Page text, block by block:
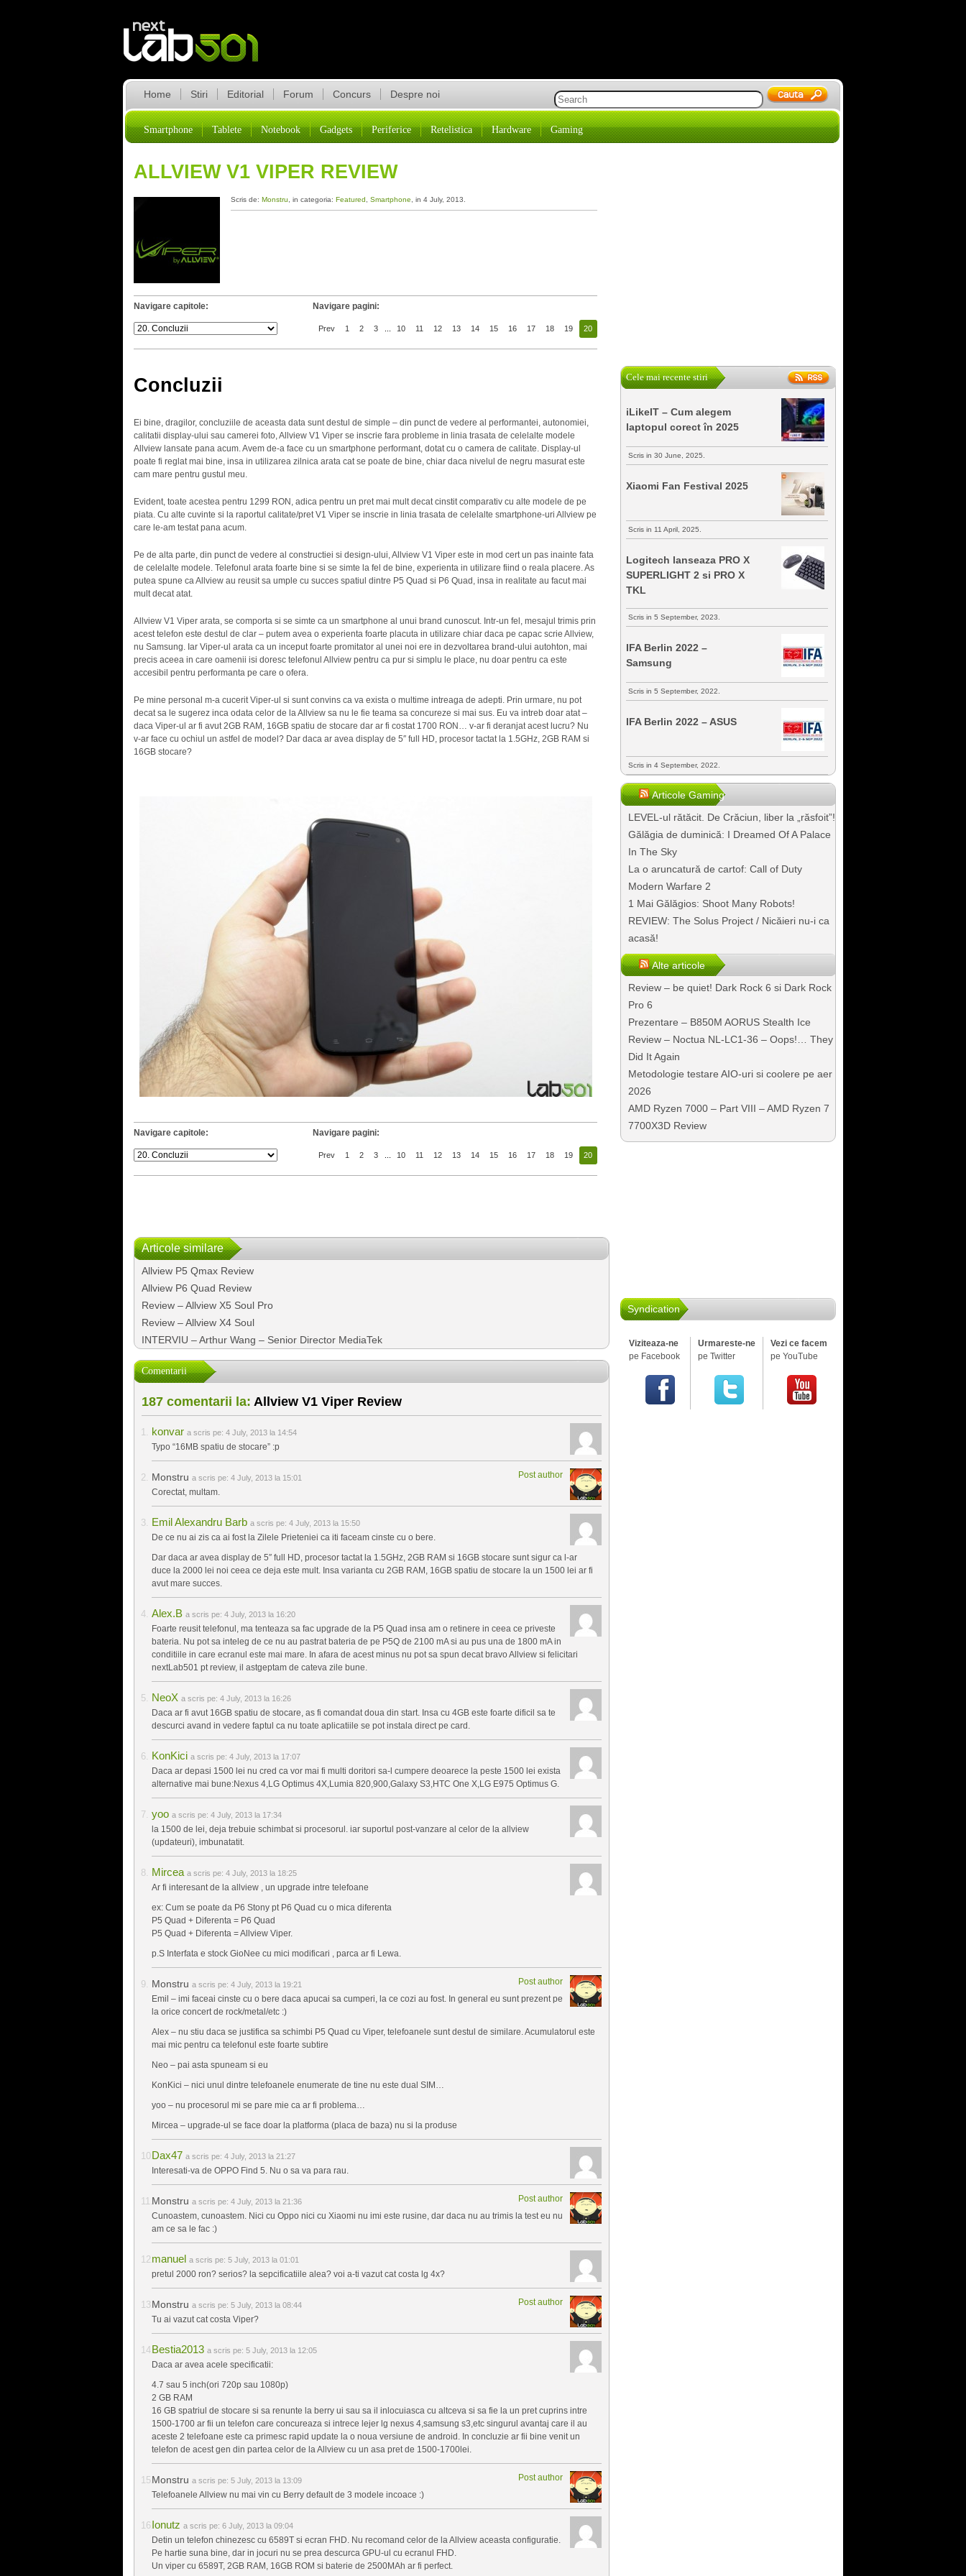
Home Stiri Editorial Forum Concurs Despre noi
Smartphone Tablete Notebook Gadgets Periferice Retelistica Hardware Gaming
ALLVIEW V1 VIPER REVIEW
Scris de: Monstru , in categoria: Featured Smartphone , in 4 July, 2013.
Navigare capitole: Navigare pagini:
Prev 1 2 3 10 11 12 13 14 15 16 17 18 19 20
Concluzii
Ei bine, dragilor, concluziile de aceasta data sunt destul de simple – din punct de vedere al performantei, autonomiei,
calitatii display-ului sau camerei foto, Allview V1 Viper se inscrie fara probleme in linia trasata de celelalte modele
Allview lansate pana acum. Avem de-a face cu un smartphone performant, dotat cu o camera de calitate. Display-ul
poate fi reglat mai bine, insa in utilizarea zilnica arata cat se poate de bine, chiar daca nivelul de negru masurat este
cam mare pentru gustul meu.
Evident, toate acestea pentru 1299 RON, adica pentru un pret mai mult decat cinstit comparativ cu alte modele de pe
piata. Cu alte cuvinte si la raportul calitate/pret V1 Viper se inscrie in linia trasata de celelalte smartphone-uri Allview pe
care le-am testat pana acum.
Pe de alta parte, din punct de vedere al constructiei si design-ului, Allview V1 Viper este in mod cert un pas inainte fata
de celelalte modele. Telefonul arata foarte bine si se simte la fel de bine, experienta in utilizare fiind o reala placere. As
putea spune ca Allview au reusit sa umple cu succes spatiul dintre P5 Quad si P6 Quad, insa in realitate au facut mai
mult decat atat.
Allview V1 Viper arata, se comporta si se simte ca un smartphone al unui brand cunoscut. Intr-un fel, mesajul trimis prin
acest telefon este destul de clar – putem avea o experienta foarte placuta in utilizare chiar daca pe capac scrie Allview,
nu Samsung. Iar Viper-ul arata ca un inceput foarte promitator al unei noi ere in dezvoltarea brand-ului autohton, mai
precis aceea in care oamenii isi doresc telefonul Allview pentru ca pur si simplu le place, nu doar pentru ca este
accesibil pentru performanta pe care o ofera.
Pe mine personal m-a cucerit Viper-ul si sunt convins ca va exista o multime intreaga de adepti. Prin urmare, nu pot
decat sa le sugerez inca odata celor de la Allview sa nu le fie teama sa concureze si mai sus. Eu va intreb doar atat –
daca Viper-ul ar fi avut 2GB RAM, 16GB spatiu de stocare dar ar fi costat 1700 RON… v-ar fi deranjat acest lucru? Nu
v-ar face cu ochiul un astfel de model? Dar daca ar avea display de 5″ full HD, procesor tactat la 1.5GHz, 2GB RAM si
16GB stocare?
Navigare capitole: Navigare pagini:
Prev 1 2 3 10 11 12 13 14 15 16 17 18 19 20
Articole similare
Allview P5 Qmax Review
Allview P6 Quad Review
Review – Allview X5 Soul Pro
Review – Allview X4 Soul
INTERVIU – Arthur Wang – Senior Director MediaTek
Comentarii
187 comentarii la: Allview V1 Viper Review
konvar a scris pe: 4 July, 2013 la 14:54
Typo “16MB spatiu de stocare” :p
Monstru Post author
a scris pe: 4 July, 2013 la 15:01
Corectat, multam.
Emil Alexandru Barb a scris pe: 4 July, 2013 la 15:50
De ce nu ai zis ca ai fost la Zilele Prieteniei ca iti faceam cinste cu o bere.
Dar daca ar avea display de 5″ full HD, procesor tactat la 1.5GHz, 2GB RAM si 16GB stocare sunt sigur ca l-ar
duce la 2000 lei noi ceea ce deja este mult. Insa varianta cu 2GB RAM, 16GB spatiu de stocare la un 1500 lei ar fi
avut mare succes.
Alex.B a scris pe: 4 July, 2013 la 16:20
Foarte reusit telefonul, ma tenteaza sa fac upgrade de la P5 Quad insa am o retinere in ceea ce priveste
bateria. Nu pot sa inteleg de ce nu au pastrat bateria de pe P5Q de 2100 mA si au pus una de 1800 mA in
conditiile in care ecranul este mai mare. In afara de acest minus nu pot sa spun decat bravo Allview si felicitari
nextLab501 pt review, il astgeptam de cateva zile bune.
NeoX a scris pe: 4 July, 2013 la 16:26
Daca ar fi avut 16GB spatiu de stocare, as fi comandat doua din start. Insa cu 4GB este foarte dificil sa te
descurci avand in vedere faptul ca nu toate aplicatiile se pot instala direct pe card.
KonKici a scris pe: 4 July, 2013 la 17:07
Daca ar depasi 1500 lei nu cred ca vor mai fi multi doritori sa-l cumpere deoarece la peste 1500 lei exista
alternative mai bune:Nexus 4,LG Optimus 4X,Lumia 820,900,Galaxy S3,HTC One X,LG E975 Optimus G.
yoo a scris pe: 4 July, 2013 la 17:34
la 1500 de lei, deja trebuie schimbat si procesorul. iar suportul post-vanzare al celor de la allview
(updateuri), imbunatatit.
Mircea a scris pe: 4 July, 2013 la 18:25
Ar fi interesant de la allview , un upgrade intre telefoane
ex: Cum se poate da P6 Stony pt P6 Quad cu o mica diferenta
P5 Quad + Diferenta = P6 Quad
P5 Quad + Diferenta = Allview Viper.
p.S Interfata e stock GioNee cu mici modificari , parca ar fi Lewa.
Monstru Post author
a scris pe: 4 July, 2013 la 19:21
Emil – imi faceai cinste cu o bere daca apucai sa cumperi, la ce cozi au fost. In general eu sunt prezent pe
la orice concert de rock/metal/etc :)
Alex – nu stiu daca se justifica sa schimbi P5 Quad cu Viper, telefoanele sunt destul de similare. Acumulatorul este
mai mic pentru ca telefonul este foarte subtire
Neo – pai asta spuneam si eu
KonKici – nici unul dintre telefoanele enumerate de tine nu este dual SIM…
yoo – nu procesorul mi se pare mie ca ar fi problema…
Mircea – upgrade-ul se face doar la platforma (placa de baza) nu si la produse
Dax47 a scris pe: 4 July, 2013 la 21:27
Interesati-va de OPPO Find 5. Nu o sa va para rau.
Monstru Post author
a scris pe: 4 July, 2013 la 21:36
Cunoastem, cunoastem. Nici cu Oppo nici cu Xiaomi nu imi este rusine, dar daca nu au trimis la test eu nu
am ce sa le fac :)
manuel a scris pe: 5 July, 2013 la 01:01
pretul 2000 ron? serios? la sepcificatiile alea? voi a-ti vazut cat costa lg 4x?
Monstru Post author
a scris pe: 5 July, 2013 la 08:44
Tu ai vazut cat costa Viper?
Bestia2013 a scris pe: 5 July, 2013 la 12:05
Daca ar avea acele specificatii:
4.7 sau 5 inch(ori 720p sau 1080p)
2 GB RAM
16 GB spatriul de stocare si sa renunte la berry ui sau sa il inlocuiasca cu altceva si sa fie la un pret cuprins intre
1500-1700 ar fii un telefon care concureaza si intrece lejer lg nexus 4,samsung s3,etc singurul avantaj care il au
aceste 2 telefoane este ca primesc rapid update la o noua versiune de android. In concluzie ar fii bine venit un
telefon de acest gen din partea celor de la Allview cu un asa pret de 1500-1700lei.
Monstru Post author
a scris pe: 5 July, 2013 la 13:09
Telefoanele Allview nu mai vin cu Berry default de 3 modele incoace :)
Ionutz a scris pe: 6 July, 2013 la 09:04
Detin un telefon chinezesc cu 6589T si ecran FHD. Nu recomand celor de la Allview aceasta configuratie.
Pe hartie suna bine, dar in jocuri nu se prea descurca GPU-ul cu ecranul FHD.
Un viper cu 6589T, 2GB RAM, 16GB ROM si baterie de 2500MAh ar fi perfect.
Cele mai recente stiri
iLikeIT – Cum alegem
laptopul corect în 2025
Scris in 30 June, 2025.
Xiaomi Fan Festival 2025
Scris in 11 April, 2025.
Logitech lanseaza PRO X
SUPERLIGHT 2 si PRO X
TKL
Scris in 5 September, 2023.
IFA Berlin 2022 –
Samsung
Scris in 5 September, 2022.
IFA Berlin 2022 – ASUS
Scris in 4 September, 2022.
Articole Gaming
LEVEL-ul rătăcit. De Crăciun, liber la „răsfoit”!
Gălăgia de duminică: I Dreamed Of A Palace
In The Sky
La o aruncatură de cartof: Call of Duty
Modern Warfare 2
1 Mai Gălăgios: Shoot Many Robots!
REVIEW: The Solus Project / Nicăieri nu-i ca
acasă!
Alte articole
Review – be quiet! Dark Rock 6 si Dark Rock
Pro 6
Prezentare – B850M AORUS Stealth Ice
Review – Noctua NL-LC1-36 – Oops!… They
Did It Again
Metodologie testare AIO-uri si coolere pe aer
2026
AMD Ryzen 7000 – Part VIII – AMD Ryzen 7
7700X3D Review
Syndication
Viziteaza-ne
pe Facebook
Urmareste-ne
pe Twitter
Vezi ce facem
pe YouTube